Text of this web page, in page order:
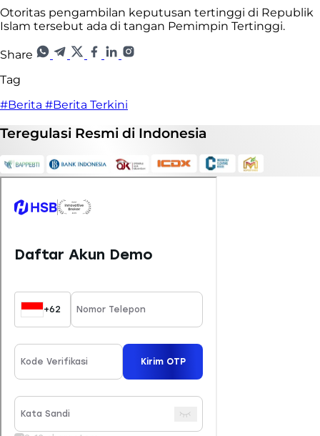
Otoritas pengambilan keputusan tertinggi di Republik
Islam tersebut ada di tangan Pemimpin Tertinggi.
Share
Tag
#Berita #Berita Terkini
Teregulasi Resmi di Indonesia